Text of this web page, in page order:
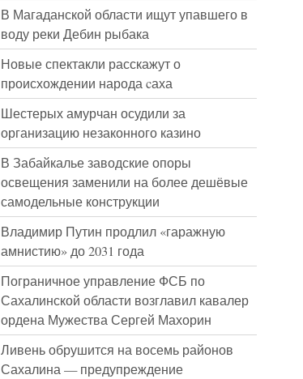
В Магаданской области ищут упавшего в
воду реки Дебин рыбака
Новые спектакли расскажут о
происхождении народа cаха
Шестерых амурчан осудили за
организацию незаконного казино
В Забайкалье заводские опоры
освещения заменили на более дешёвые
самодельные конструкции
Владимир Путин продлил «гаражную
амнистию» до 2031 года
Пограничное управление ФСБ по
Сахалинской области возглавил кавалер
ордена Мужества Сергей Махорин
Ливень обрушится на восемь районов
Сахалина — предупреждение